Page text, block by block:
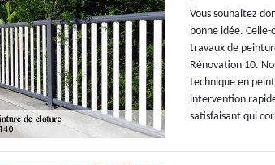
Vous souhaitez
bonne idée.
travaux de
Rénovation 10.
technique en
intervention
satisfaisant qui